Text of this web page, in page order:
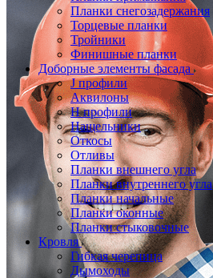
Планки снегозадержания
Торцевые планки
Тройники
Финишные планки
Доборные элементы фасада
J профили
Аквилоны
Н профили
Нащельники
Откосы
Отливы
Планки внешнего угла
Планки внутреннего угла
Планки начальные
Планки оконные
Планки стыковочные
Кровля
Гибкая черепица
Дымоходы